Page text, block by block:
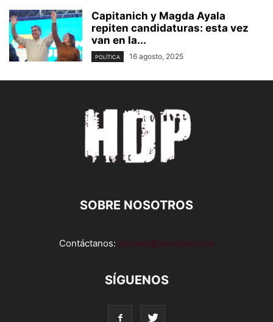
Capitanich y Magda Ayala
repiten candidaturas: esta vez
van en la...
POLÍTICA 16 agosto, 2025
SOBRE NOSOTROS
Contáctanos: contact@yoursite.com
SÍGUENOS